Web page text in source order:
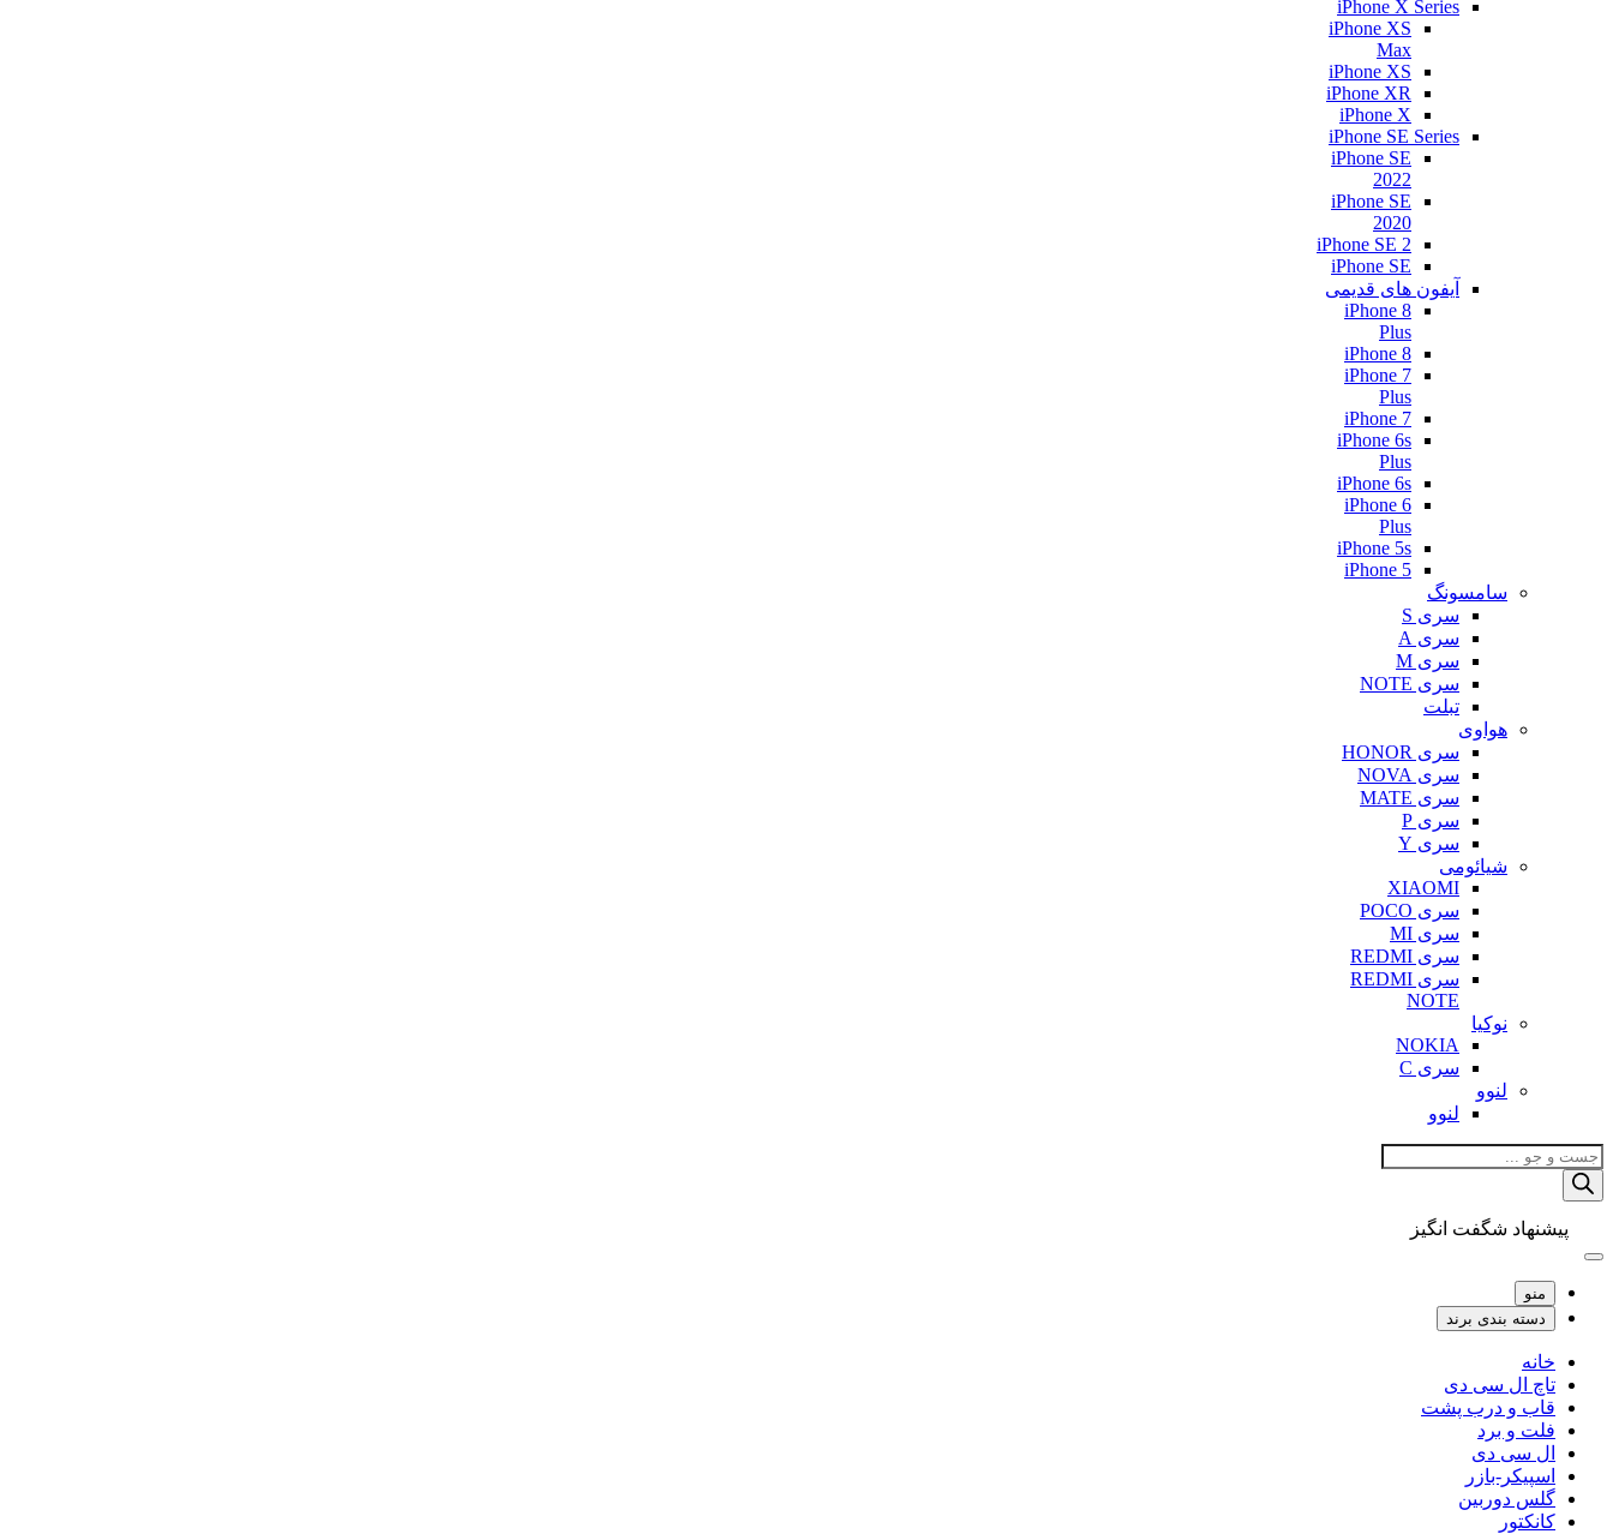
iPhone X Series
iPhone XS
Max
iPhone XS
iPhone XR
iPhone X
iPhone SE Series
iPhone SE
2022
iPhone SE
2020
iPhone SE 2
iPhone SE
آیفون های قدیمی
iPhone 8
Plus
iPhone 8
iPhone 7
Plus
iPhone 7
iPhone 6s
Plus
iPhone 6s
iPhone 6
Plus
iPhone 5s
iPhone 5
سامسونگ
سری S
سری A
سری M
سری NOTE
تبلت
هواوی
سری HONOR
سری NOVA
سری MATE
سری P
سری Y
شیائومی
XIAOMI
سری POCO
سری MI
سری REDMI
سری REDMI
NOTE
نوکیا
NOKIA
سری C
لنوو
لنوو
Products
search
پیشنهاد شگفت انگیز
منو
دسته بندی برند
خانه
تاچ ال سی دی
قاب و درب پشت
فلت و برد
ال سی دی
اسپیکر-بازر
گلس دوربین
کانکتور